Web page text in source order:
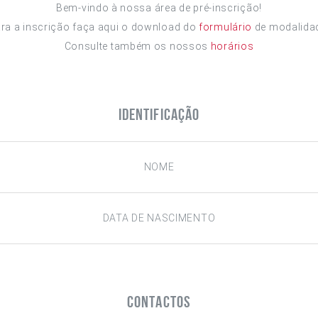
Bem-vindo à nossa área de pré-inscrição!
a inscrição faça aqui o download doformulário de
Consulte também os nossos horários
Identificação
Contactos